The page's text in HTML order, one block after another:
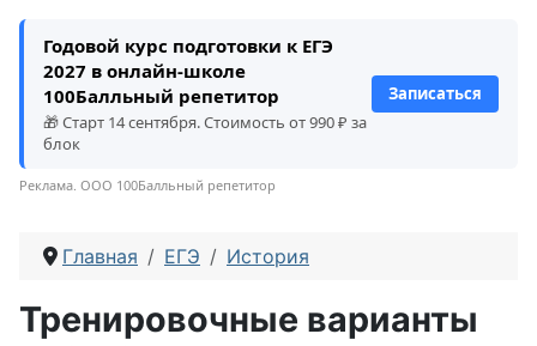
Годовой курс подготовки к ЕГЭ
2027 в онлайн-школе
100Балльный репетитор
🎁 Старт 14 сентября. Стоимость от 990 ₽ за
блок
Записаться
Реклама. ООО 100Балльный репетитор
Главная ЕГЭ История
Тренировочные варианты